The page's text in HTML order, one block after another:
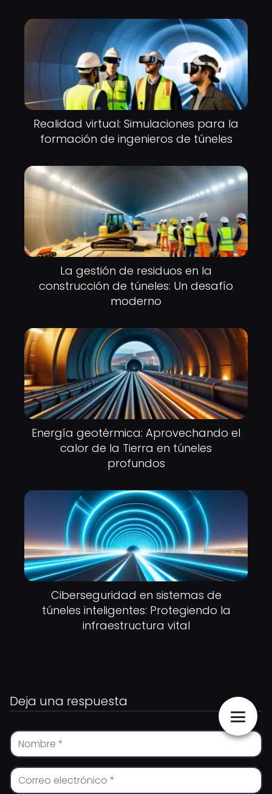
Realidad virtual: Simulaciones para la
formación de ingenieros de túneles
La gestión de residuos en la
construcción de túneles: Un desafío
moderno
Energía geotérmica: Aprovechando el
calor de la Tierra en túneles
profundos
Ciberseguridad en sistemas de
túneles inteligentes: Protegiendo la
infraestructura vital
Deja una respuesta